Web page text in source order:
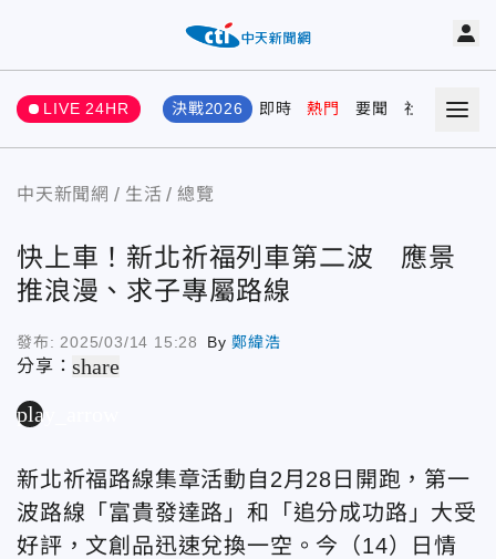
LIVE 24HR 決戰2026 即時 熱門 要聞 社會 娛樂
中天新聞網 生活 總覽
快上車！新北祈福列車第二波 應景
推浪漫、求子專屬路線
發布: 2025/03/14 15:28 By鄭緯浩
分享：share
play_arrow
新北祈福路線集章活動自2月28日開跑，第一
波路線「富貴發達路」和「追分成功路」大受
好評，文創品迅速兌換一空。今（14）日情